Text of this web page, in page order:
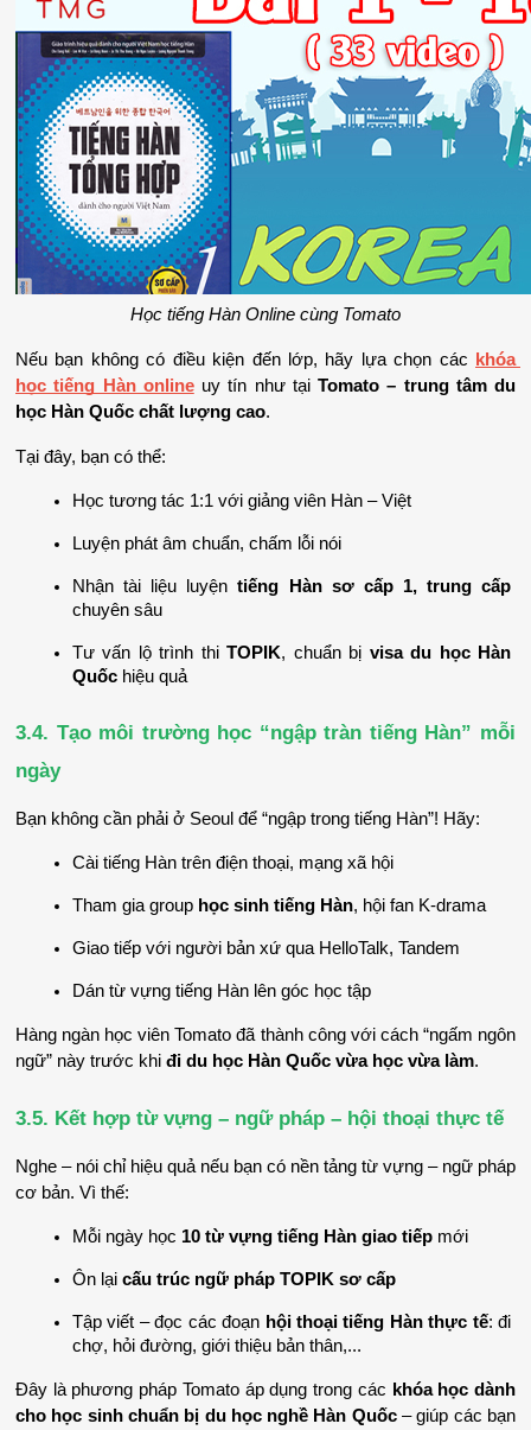
Học tiếng Hàn Online cùng Tomato
Nếu bạn không có điều kiện đến lớp, hãy lựa chọn các
khóa
học tiếng Hàn online uy tín như tại Tomato – trung tâm du
học Hàn Quốc chất lượng cao.
Tại đây, bạn có thể:
Học tương tác 1:1 với giảng viên Hàn – Việt
Luyện phát âm chuẩn, chấm lỗi nói
Nhận tài liệu luyện tiếng Hàn sơ cấp 1, trung cấp
chuyên sâu
Tư vấn lộ trình thi TOPIK, chuẩn bị visa du học Hàn
Quốc hiệu quả
3.4. Tạo môi trường học “ngập tràn tiếng Hàn” mỗi
ngày
Bạn không cần phải ở Seoul để “ngập trong tiếng Hàn”! Hãy:
Cài tiếng Hàn trên điện thoại, mạng xã hội
Tham gia group học sinh tiếng Hàn, hội fan K-drama
Giao tiếp với người bản xứ qua HelloTalk, Tandem
Dán từ vựng tiếng Hàn lên góc học tập
Hàng ngàn học viên Tomato đã thành công với cách “ngấm ngôn
ngữ” này trước khi đi du học Hàn Quốc vừa học vừa làm.
3.5. Kết hợp từ vựng – ngữ pháp – hội thoại thực tế
Nghe – nói chỉ hiệu quả nếu bạn có nền tảng từ vựng – ngữ pháp
cơ bản. Vì thế:
Mỗi ngày học 10 từ vựng tiếng Hàn giao tiếp mới
Ôn lại cấu trúc ngữ pháp TOPIK sơ cấp
Tập viết – đọc các đoạn hội thoại tiếng Hàn thực tế: đi
chợ, hỏi đường, giới thiệu bản thân,...
Đây là phương pháp Tomato áp dụng trong các khóa học dành
cho học sinh chuẩn bị du học nghề Hàn Quốc – giúp các bạn